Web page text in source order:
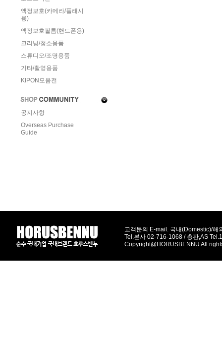
액정보호(카메라/플래시
용)
액정보호필름(핸드폰용)
크리닝/청소용품
스튜디오/조명용품
기타/촬영용품
KIPON모음전
공지사항
Overseas Purchase
Guide
고객문의 E-mail. 국내(Domestic)/
Tel.본사 02-716-1068 / 총판,AS
Copyright@HORUSBENNU All